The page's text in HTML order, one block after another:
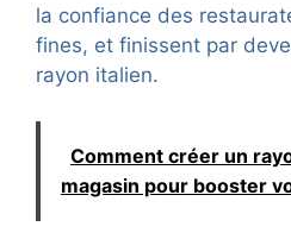
la confiance des
fines, et finissent par
rayon italien.
Comment créer un
magasin pour booster